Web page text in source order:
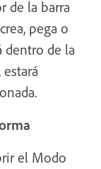
de la barra
pega o
dentro de la
el Modo